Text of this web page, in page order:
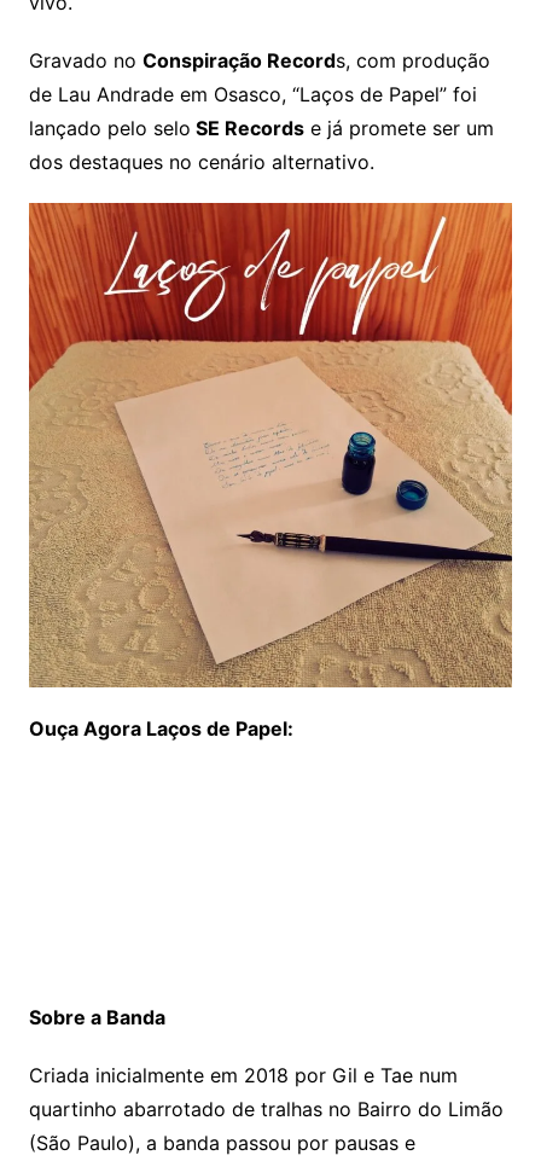
Gravado no Conspiração Records, com produção
de Lau Andrade em Osasco, “Laços de Papel” foi
lançado pelo selo SE Recordse já promete ser um
dos destaques no cenário alternativo.
Ouça Agora Laços de Papel:
Sobre a Banda
Criada inicialmente em 2018 por Gil e Tae num
quartinho abarrotado de tralhas no Bairro do Limão
(São Paulo), a banda passou por pausas e